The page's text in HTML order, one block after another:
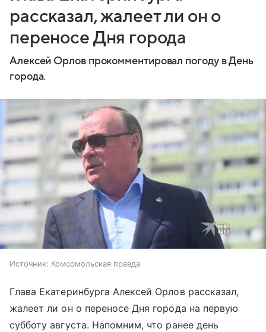
рассказал, жалеет ли он о
переносе Дня города
Алексей Орлов прокомментировал погоду в День
города.
Источник: Комсомольская правда
Глава Екатеринбурга Алексей Орлов рассказал,
жалеет ли он о переносе Дня города на первую
субботу августа. Напомним, что ранее день